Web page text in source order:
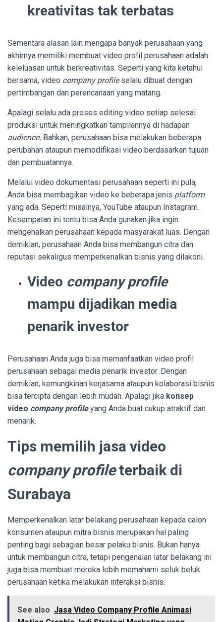
kreativitas tak terbatas
Sementara alasan lain mengapa banyak perusahaan yang
akhirnya memiliki membuat video profil perusahaan adalah
keleluasan untuk berkreativitas. Seperti yang kita ketahui
bersama, video company profileselalu dibuat dengan
pertimbangan dan perencanaan yang matang.
Apalagi selalu ada proses editing video setiap selesai
produksi untuk meningkatkan tampilannya di hadapan
audience. Bahkan, perusahaan bisa melakukan beberapa
perubahan ataupun memodifikasi video berdasarkan tujuan
dan pembuatannya.
Melalui video dokumentasi perusahaan seperti ini pula,
Anda bisa membagikan video ke beberapa jenis platform
yang ada. Seperti misalnya, YouTube ataupun Instagram.
Kesempatan ini tentu bisa Anda gunakan jika ingin
mengenalkan perusahaan kepada masyarakat luas. Dengan
demikian, perusahaan Anda bisa membangun citra dan
reputasi sekaligus memperkenalkan bisnis yang dilakoni.
Video company profile
mampu dijadikan media
penarik investor
Perusahaan Anda juga bisa memanfaatkan video profil
perusahaan sebagai media penarik investor. Dengan
demikian, kemungkinan kerjasama ataupun kolaborasi bisnis
bisa tercipta dengan lebih mudah. Apalagi jika konsep
video company profile yang Anda buat cukup atraktif dan
menarik.
Tips memilih jasa video
company profileterbaik di
Surabaya
Memperkenalkan latar belakang perusahaan kepada calon
konsumen ataupun mitra bisnis merupakan hal paling
penting bagi sebagian besar pelaku bisnis. Bukan hanya
untuk membangun citra, tetapi pengenalan latar belakang ini
juga bisa membuat mereka lebih memahami seluk beluk
perusahaan ketika melakukan interaksi bisnis.
See also Jasa Video Company Profile Animasi